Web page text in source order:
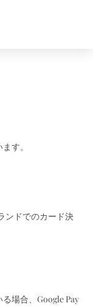
す。
ンドでのカード決
場合、Google Pay